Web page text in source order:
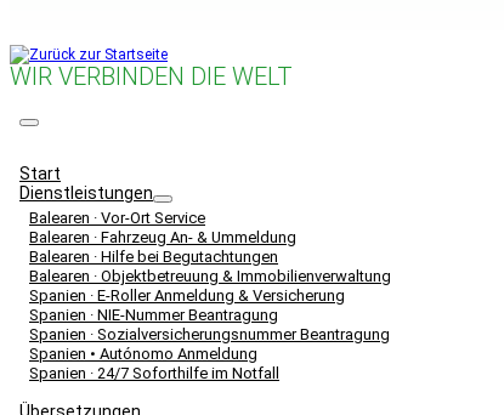
WIR VERBINDEN DIE WELT
Menü
Start
Dienstleistungen
Balearen · Vor-Ort Service
Balearen · Fahrzeug An- & Ummeldung
Balearen · Hilfe bei Begutachtungen
Balearen · Objektbetreuung & Immobilienverwaltung
Spanien · E-Roller Anmeldung & Versicherung
Spanien · NIE-Nummer Beantragung
Spanien · Sozialversicherungsnummer Beantragung
Spanien • Autónomo Anmeldung
Spanien · 24/7 Soforthilfe im Notfall
Übersetzungen